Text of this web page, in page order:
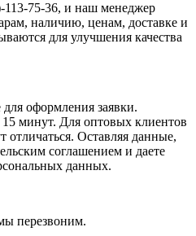
113-75-36, и наш менеджер
наличию, ценам, доставке и
для улучшения качества
оформления заявки.
минут. Для оптовых клиентов
отличаться. Оставляя данные,
соглашением и даете
данных.
перезвоним.